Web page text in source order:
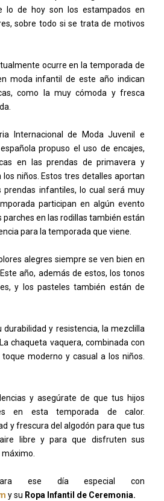
lo de hoy son los estampados en
sobre todo si se trata de motivos
ocurre en la temporada de
moda infantil de este año indican
como la muy cómoda y fresca
Internacional de Moda Juvenil e
propuso el uso de encajes,
en las prendas de primavera y
niños. Estos tres detalles aportan
prendas infantiles, lo cual será muy
participan en algún evento
parches en las rodillas también están
para la temporada que viene.
alegres siempre se ven bien en
año, además de estos, los tonos
y los pasteles también están de
durabilidad y resistencia, la mezclilla
chaqueta vaquera, combinada con
moderno y casual a los niños.
y asegúrate de que tus hijos
en esta temporada de calor.
y frescura del algodón para que tus
libre y para que disfruten sus
ese día especial con
y su Ropa Infantil de Ceremonia.